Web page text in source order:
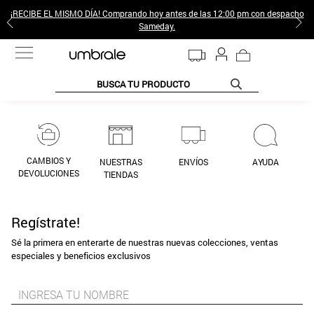
¡RECIBE EL MISMO DÍA! Comprando hoy antes de las 12:00 pm con despacho
Sameday.
BUSCA TU PRODUCTO
CAMBIOS Y
DEVOLUCIONES
NUESTRAS
TIENDAS
ENVÍOS AYUDA
Regístrate!
Sé la primera en enterarte de nuestras nuevas colecciones, ventas
especiales y beneficios exclusivos
1.
jeans pantalones
2.
sweter
5
6.
botin
8.
collar